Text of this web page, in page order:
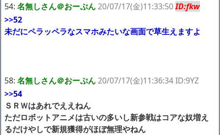
54: 名無しさん＠おーぷん20/07/17(金)11:33:50ID:fkw
>>52
未だにペラッペラなスマホみたいな画面で草生えますよ
58: 名無しさん＠おーぷん20/07/17(金)11:36:34 ID:9YZ
>>54
ＳＲＷはあれでええねん
ただロボットアニメは古いの多いし新参戦はコアな奴増え
るだけやしで新規獲得がほぼ無理やねん